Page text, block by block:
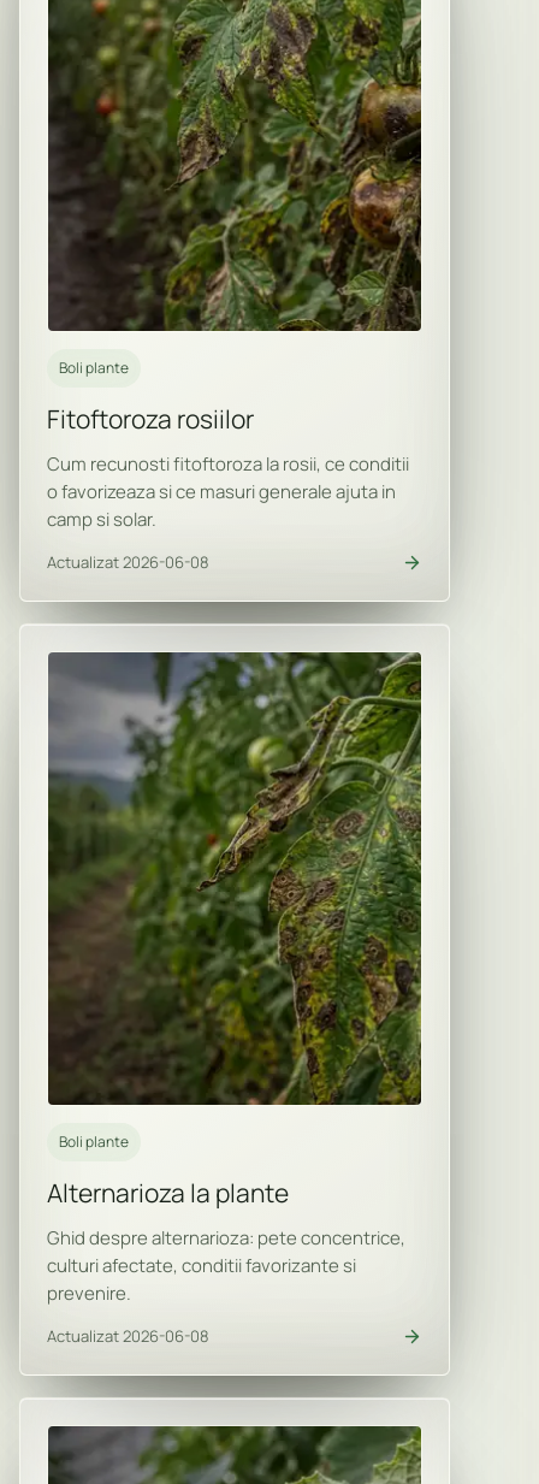
Boli plante
Fitoftoroza rosiilor
Cum recunosti fitoftoroza la rosii, ce conditii
o favorizeaza si ce masuri generale ajuta in
camp si solar.
Actualizat 2026-06-08
Boli plante
Alternarioza la plante
Ghid despre alternarioza: pete concentrice,
culturi afectate, conditii favorizante si
prevenire.
Actualizat 2026-06-08